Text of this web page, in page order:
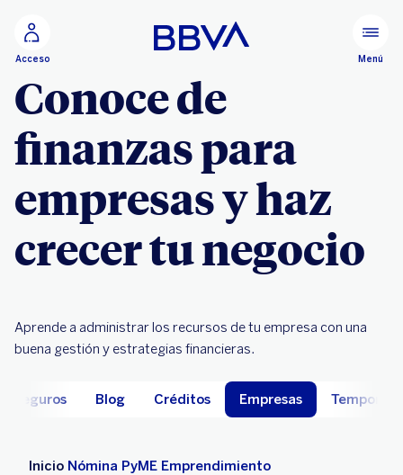
Acceso Menú
Conoce de
finanzas para
empresas y haz
crecer tu negocio
Aprende a administrar los recursos de tu empresa con una
buena gestión y estrategias financieras.
Seguros Blog Créditos Empresas
Inicio Nómina PyME Emprendimiento